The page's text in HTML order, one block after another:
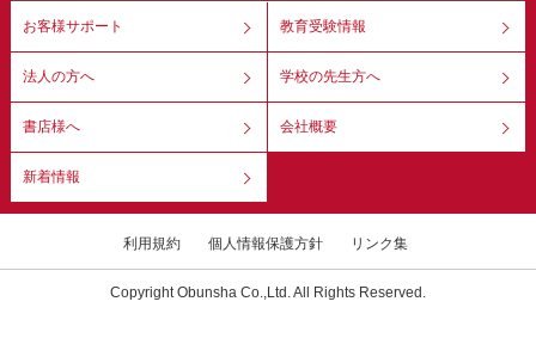
お客様サポート 教育受験情報
法人の方へ 学校の先生方へ
書店様へ 会社概要
新着情報
利用規約 個人情報保護方針 リンク集
Copyright Obunsha Co.,Ltd. All Rights Reserved.